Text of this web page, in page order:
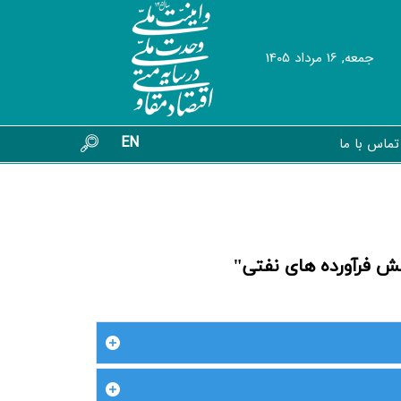
جمعه, 16 مرداد 1405
تماس با ما EN
فرآورده های نفتی"